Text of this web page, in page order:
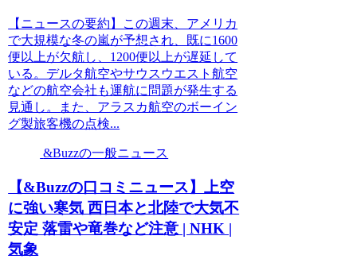
【ニュースの要約】この週末、アメリカ
で大規模な冬の嵐が予想され、既に1600
便以上が欠航し、1200便以上が遅延して
いる。デルタ航空やサウスウエスト航空
などの航空会社も運航に問題が発生する
見通し。また、アラスカ航空のボーイン
グ製旅客機の点検...
&Buzzの一般ニュース
【&Buzzの口コミニュース】上空
に強い寒気 西日本と北陸で大気不
安定 落雷や竜巻など注意 | NHK |
気象